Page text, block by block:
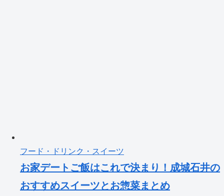
フード・ドリンク・スイーツ
お家デートご飯はこれで決まり！成城石井の
おすすめスイーツとお惣菜まとめ